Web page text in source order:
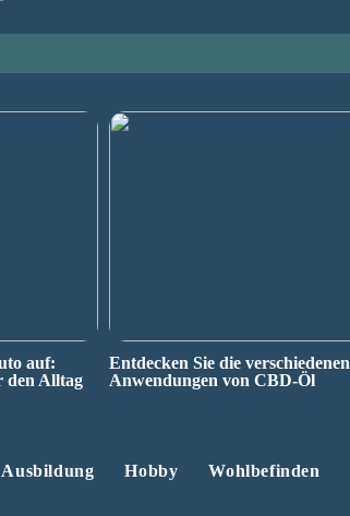
auf:
den Alltag
Entdecken Sie die verschiedenen
Anwendungen von CBD-Öl
Ausbildung Hobby Wohlbefinden